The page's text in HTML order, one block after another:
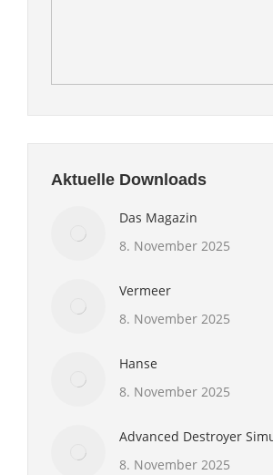
Aktuelle Downloads
Das Magazin
8. November 2025
Vermeer
8. November 2025
Hanse
8. November 2025
Advanced Destroyer
8. November 2025